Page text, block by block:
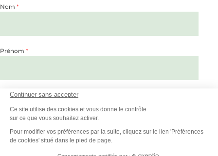
Continuer sans accepter
Ce site utilise des cookies et vous donne le contrôle
sur ce que vous souhaitez activer.
Pour modifier vos préférences par la suite, cliquez sur le lien 'Préférences
de cookies' situé dans le pied de page.
Contact général
Nom *
Prénom *
Email*
Adresse